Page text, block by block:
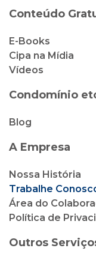
Conteúdo
E-Books
Cipa na Mídia
Vídeos
Condomínio
Blog
A Empresa
Nossa História
Trabalhe
Área do
Política de
Outros